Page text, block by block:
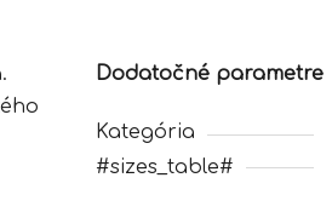
Dodatočné parametre
Kategória
#sizes_table#